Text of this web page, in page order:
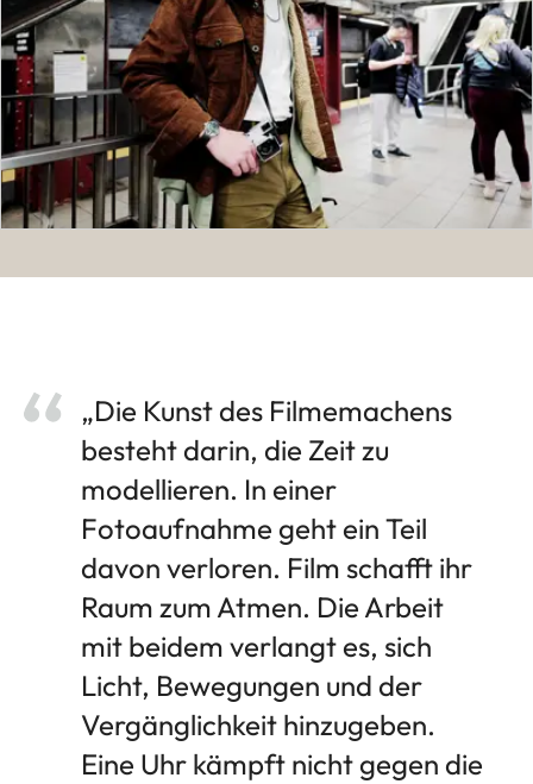
„Die Kunst des Filmemachens
besteht darin, die Zeit zu
modellieren. In einer
Fotoaufnahme geht ein Teil
davon verloren. Film schafft ihr
Raum zum Atmen. Die Arbeit
mit beidem verlangt es, sich
Licht, Bewegungen und der
Vergänglichkeit hinzugeben.
Eine Uhr kämpft nicht gegen die